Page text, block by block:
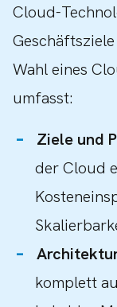
Cloud-
Wahl eines
umfasst:
Ziele und
der Cloud
komplett